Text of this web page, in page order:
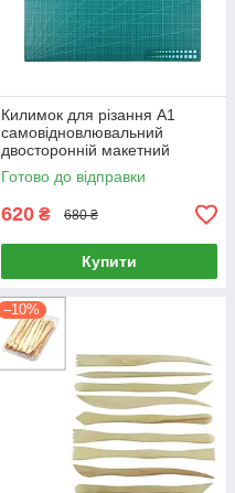
Килимок для різання А1
самовідновлювальний
двосторонній макетний
(90х60 см, товщина 3 мм)
Готово до відправки
620 ₴ 680 ₴
Купити
–10%